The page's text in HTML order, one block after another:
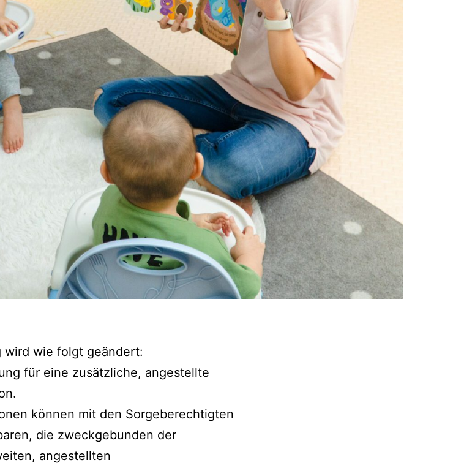
wird wie folgt geändert:
für eine zusätzliche, angestellte
können mit den Sorgeberechtigten
die zweckgebunden der
angestellten